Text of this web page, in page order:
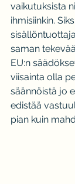
vaikutuksista
ihmisiinkin.
saman
EU:n
viisainta olla
säännöistä jo
edistää
pian kuin